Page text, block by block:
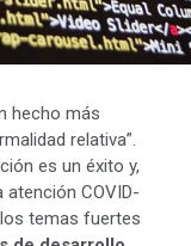
hecho más
relativa”.
es un éxito y,
COVID-
temas fuertes